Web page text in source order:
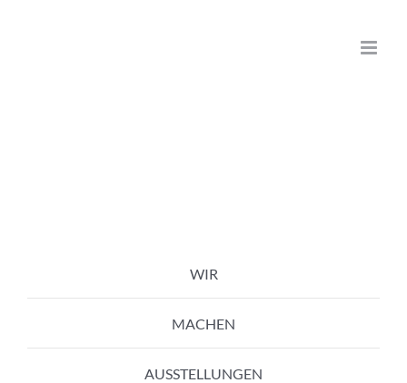
WIR
MACHEN
AUSSTELLUNGEN